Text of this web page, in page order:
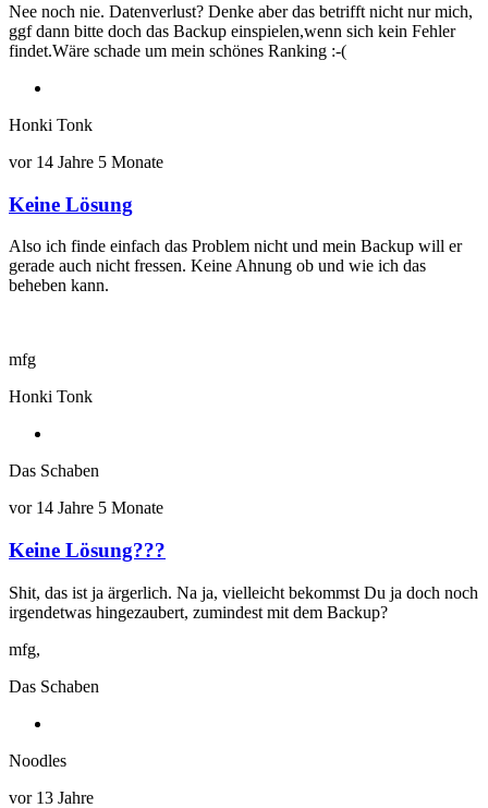
Nee noch nie. Datenverlust? Denke aber das betrifft nicht nur mich,
ggf dann bitte doch das Backup einspielen,wenn sich kein Fehler
findet.Wäre schade um mein schönes Ranking :-(
Honki Tonk
vor 14 Jahre 5 Monate
Antwort
auf
Ganz
Merkwürdig
von
Keine Lösung
Also ich finde einfach das Problem nicht und mein Backup will er
gerade auch nicht fressen. Keine Ahnung ob und wie ich das
beheben kann.
mfg
Honki Tonk
Das Schaben
vor 14 Jahre 5 Monate
Keine Lösung???
Shit, das ist ja ärgerlich. Na ja, vielleicht bekommst Du ja doch noch
irgendetwas hingezaubert, zumindest mit dem Backup?
mfg,
Das Schaben
Noodles
vor 13 Jahre